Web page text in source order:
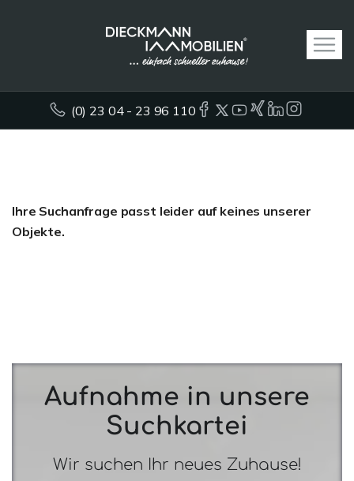
(0) 23 04 - 23 96 110
Ihre Suchanfrage passt leider auf keines unserer
Objekte.